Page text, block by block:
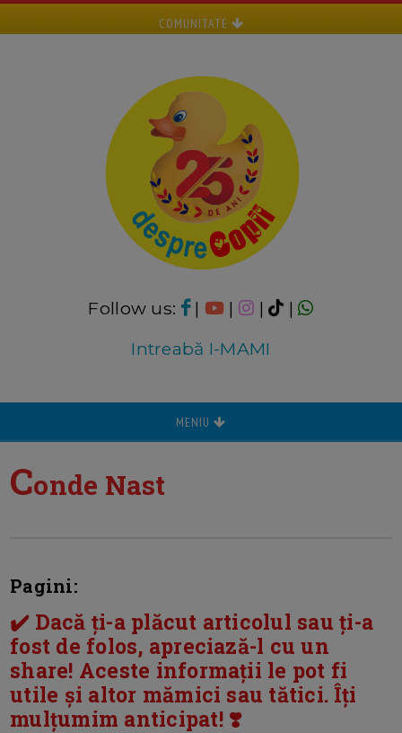
COMUNITATE
Follow us: | | |
|
Intreabă I-MAMI
MENIU
Conde Nast
Pagini:
✔️ Dacă ți-a plăcut articolul sau ți-a
fost de folos, apreciază-l cu un
share! Aceste informații le pot fi
utile și altor mămici sau tătici. Îți
mulțumim anticipat! ❣️